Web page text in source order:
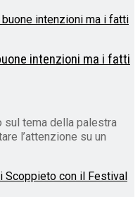
intenzioni ma i fatti
sul tema della palestra
l’attenzione su un